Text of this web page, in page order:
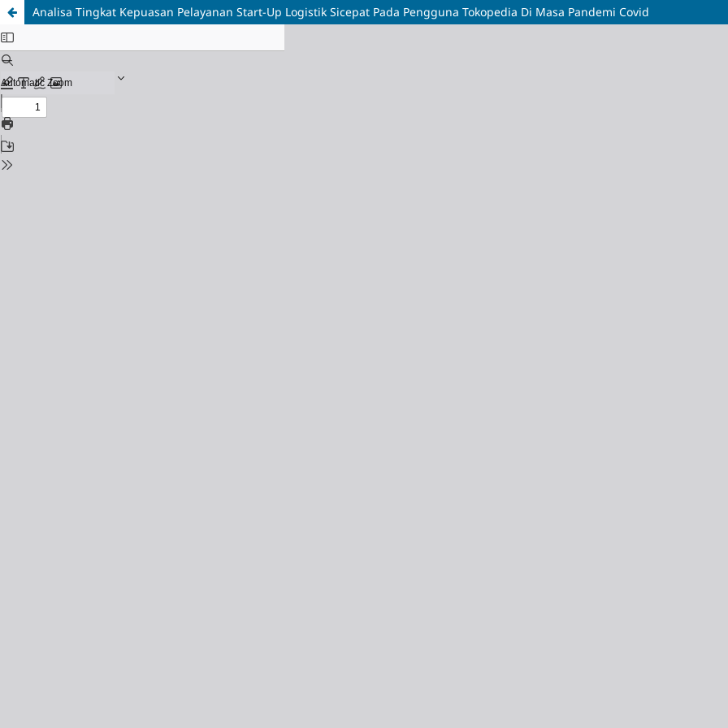
Analisa Tingkat Kepuasan Pelayanan Start-Up Logistik Sicepat Pada Pengguna Tokopedia Di Masa Pandemi Covid